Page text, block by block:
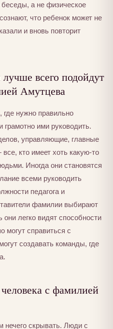
а не физическое
что ребенок может не
и вновь повторит
всего подойдут
Амутцева
нужно правильно
грамотно ими руководить.
управляющие, главные
кто имеет хоть какую-то
Иногда они становятся
всеми руководить
педагога и
фамилии выбирают
легко видят способности
могут справиться с
создавать команды, где
с фамилией
скрывать. Люди с